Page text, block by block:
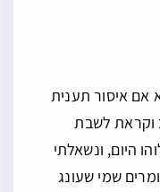
אם איסור תענית
וקראת לשבת
היום, ונשאלתי
שמי שעונג